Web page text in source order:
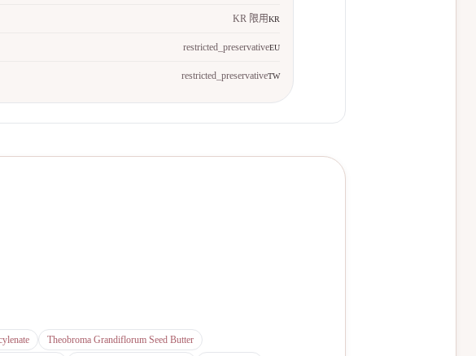
KR 限用KR
restricted_preservativeEU
restricted_preservativeTW
Theobroma Grandiflorum Seed Butter